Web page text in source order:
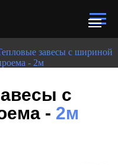
завесы с шириной
- 2м
-2м